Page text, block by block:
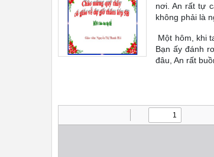
nơi. An rất tự
không phải là
Một hôm, khi
Bạn ấy đánh
đâu, An rất